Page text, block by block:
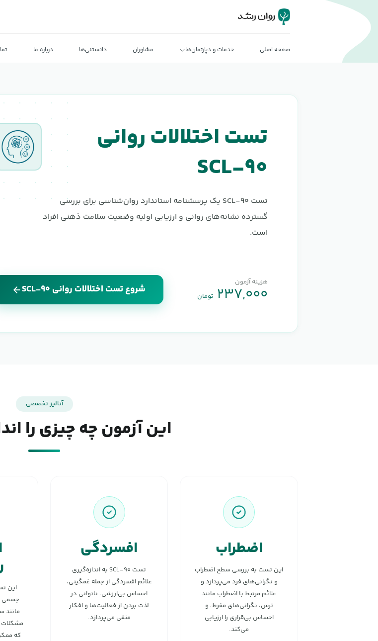
صفحه اصلی خدمات و دپارتمان‌ها مشاوران دانستنی‌ها درباره ما
تست اختلالات روانی
SCL-۹۰
تست SCL-۹۰ یک پرسشنامه استاندارد روان‌شناسی برای بررسی
گسترده نشانه‌های روانی و ارزیابی اولیه وضعیت سلامت ذهنی افراد
است.
هزینه آزمون
۲۳۷,۰۰۰ تومان شروع تست اختلالات روانی SCL-۹۰
آنالیز تخصصی
این آزمون چه چیزی را
اضطراب
این تست به بررسی سطح اضطراب
و نگرانی‌های فرد می‌پردازد و
علائم مرتبط با اضطراب مانند
ترس، نگرانی‌های مفرط، و
احساس بی‌قراری را ارزیابی
می‌کند.
افسردگی
تست SCL-۹۰ به اندازه‌گیری
علائم افسردگی از جمله غمگینی،
احساس بی‌ارزشی، ناتوانی در
لذت بردن از فعالیت‌ها و افکار
منفی می‌پردازد.
این
جسمی
مانند
که